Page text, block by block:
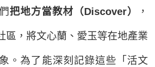
把地方當教材（Discover） ，
區，將文心蘭、愛玉等在地產業
。為了能深刻記錄這些「活文